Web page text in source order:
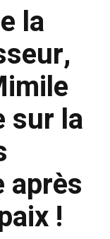
la
sur la
après
!